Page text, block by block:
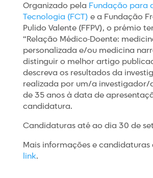
Organizado pela Fundação para
Tecnologia (FCT) e a Fundação
Pulido Valente (FFPV), o prémio
“Relação Médico-Doente:
personalizada e/ou medicina
distinguir o melhor artigo
descreva os resultados da
realizada por um/a investigador/
de 35 anos à data de
candidatura.
Candidaturas até ao dia 30 de
Mais informações e candidaturas
link.